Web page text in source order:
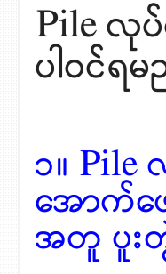
Pile လု
ပါဝင်ရ
၁။
အောက်ဖ
အတူ ပူး